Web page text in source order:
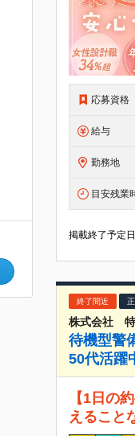
応募資格
給与
勤務地
目安残業
掲載終了予定
終了間近
株式会社 特
待機型警
50代活躍
【1日の
えること